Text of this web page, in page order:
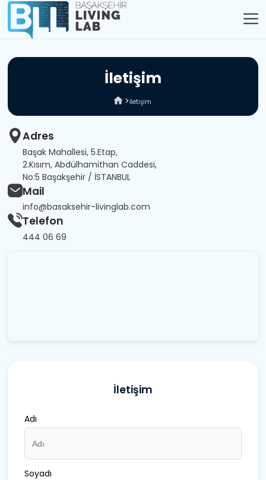
İletişim
İletişim
Adres
Başak Mahallesi, 5.Etap,
2.Kısım, Abdülhamithan Caddesi,
No:5 Başakşehir / İSTANBUL
Mail
info@basaksehir-livinglab.com
Telefon
444 06 69
İletişim
Adı
Soyadı